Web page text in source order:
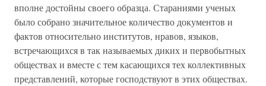
вполне достойны своего образца. Стараниями ученых
было собрано значительное количество документов и
фактов относительно институтов, нравов, языков,
встречающихся в так называемых диких и первобытных
обществах и вместе с тем касающихся тех коллективных
представлений, которые господствуют в этих обществах.